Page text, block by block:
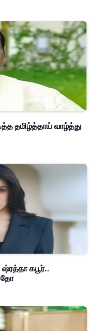
தமிழ்த்தாய் வாழ்த்து
ஷ்ரத்தா கபூர்..